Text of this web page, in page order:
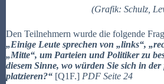
(Grafik:Schulz,
Den Teilnehmern wurde die folgende
„Einige Leute sprechen von „links“,
„Mitte“, um Parteien und Politiker zu
diesem Sinne, wo würden Sie sich in
platzieren?“ [Q1F.] PDF Seite 24